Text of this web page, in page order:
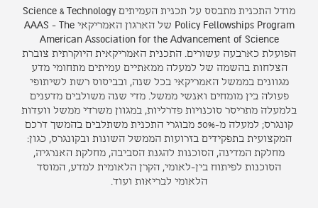
מודל התכנית מתבסס על תכנית העמיתים Science & Technology
Policy Fellowships Program של הארגון האמריקאי AAAS - The
American Association for the Advancement of Science
הפועלת כארבעה עשורים. התכנית האמריקאית היוקרתית צוברת
הצלחות בהשמה של למעלה ממאתיים עמיתים מתחומי מדע
מגוונים בממשל האמריקאי בכל שנה, ובביסוס רשת לשיתופי
פעולה בין מומחים ואנשי ממשל. מדי שנה משולבים מדענים
בלמעלה מתריסר סוכנויות פדרליות, במגוון משרדי ממשל וועדות
קונגרס; למעלה מ-50% מבוגרי התכנית משתלבים בהמשך דרכם
המקצועית בתפקידים בזרועות הממשל השונות ובקונגרס, כגון:
מחלקת המדינה, הסוכנות להגנת הסביבה, מחלקת האנרגיה,
הסוכנות לפיתוח בין-לאומי, הקרן הלאומית למדע, המוסד
הלאומי לבריאות ועוד.